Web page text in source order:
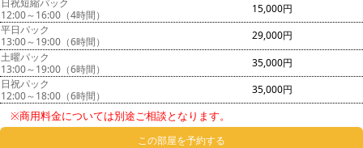
日祝短縮パック
12:00～16:00（4時間）
15,000円
平日パック
13:00～19:00（6時間）
29,000円
土曜パック
13:00～19:00（6時間）
35,000円
日祝パック
12:00～18:00（6時間）
35,000円
※商用料金については別途ご相談となります。
この部屋を予約する